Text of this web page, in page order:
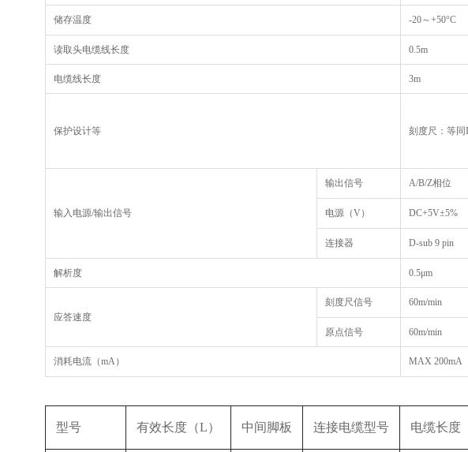
储存温度 -20～+50°C
读取头电缆线长度 0.5m
电缆线长度 3m
保护设计等 刻度尺：等同
输入电源/输出信号
输出信号 A/B/Z相位
电源（V） DC+5V±5%
连接器 D-sub 9 pin
解析度 0.5μm
应答速度
刻度尺信号 60m/min
原点信号 60m/min
消耗电流（mA） MAX 200mA
型号 有效长度（L） 中间脚板 连接电缆型号 电缆长度